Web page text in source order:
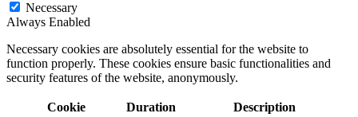
Necessary
Always Enabled
Necessary cookies are absolutely essential for the website to
function properly. These cookies ensure basic functionalities and
security features of the website, anonymously.
Cookie Duration Description